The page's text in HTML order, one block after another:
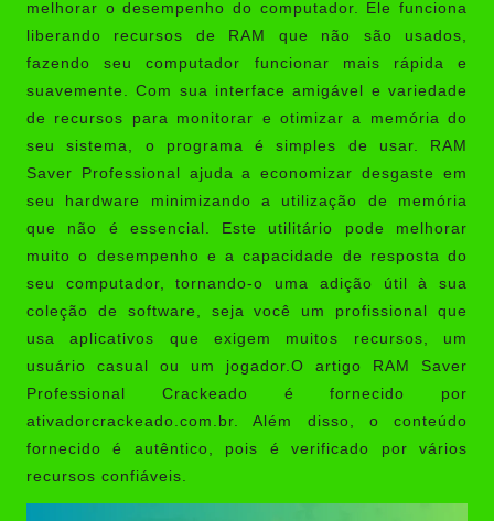
melhorar o desempenho do computador. Ele funciona
liberando recursos de RAM que não são usados,
fazendo seu computador funcionar mais rápida e
suavemente. Com sua interface amigável e variedade
de recursos para monitorar e otimizar a memória do
seu sistema, o programa é simples de usar. RAM
Saver Professional ajuda a economizar desgaste em
seu hardware minimizando a utilização de memória
que não é essencial. Este utilitário pode melhorar
muito o desempenho e a capacidade de resposta do
seu computador, tornando-o uma adição útil à sua
coleção de software, seja você um profissional que
usa aplicativos que exigem muitos recursos, um
usuário casual ou um jogador.O artigo RAM Saver
Professional Crackeado é fornecido por
ativadorcrackeado.com.br . Além disso, o conteúdo
fornecido é autêntico, pois é verificado por vários
recursos confiáveis.